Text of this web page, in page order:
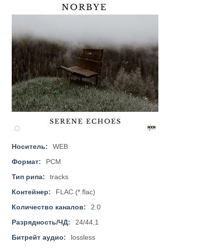
Носитель:
WEB
Формат:
PCM
Тип рипа:
tracks
Контейнер:
FLAC (*.flac)
Количество каналов:
2.0
Разрядность/ЧД:
24/44,1
Битрейт аудио:
lossless